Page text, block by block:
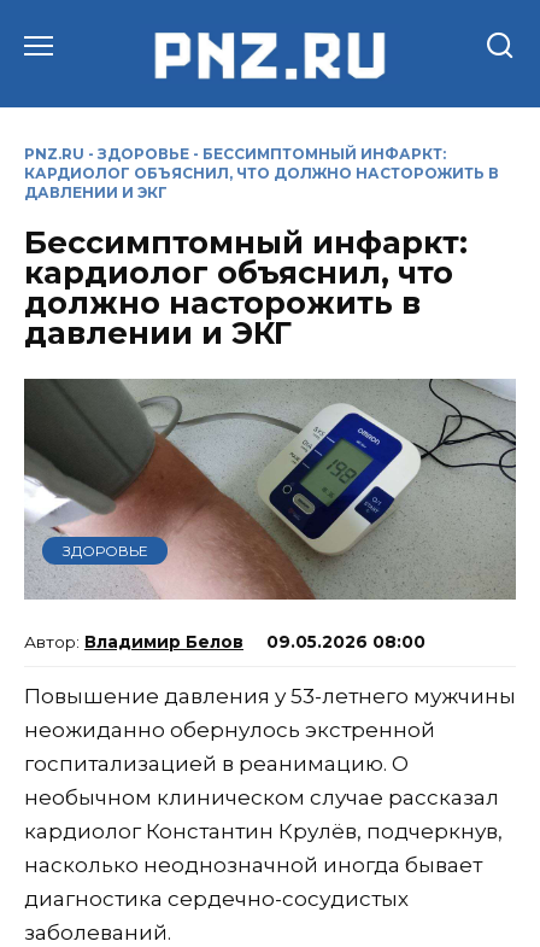
PNZ.RU - ЗДОРОВЬЕ - БЕССИМПТОМНЫЙ ИНФАРКТ:
КАРДИОЛОГ ОБЪЯСНИЛ, ЧТО ДОЛЖНО НАСТОРОЖИТЬ В
ДАВЛЕНИИ И ЭКГ
Бессимптомный инфаркт:
кардиолог объяснил, что
должно насторожить в
давлении и ЭКГ
ЗДОРОВЬЕ
Владимир Белов 09.05.2026 08:00
Повышение давления у 53-летнего мужчины
неожиданно обернулось экстренной
госпитализацией в реанимацию. О
необычном клиническом случае рассказал
кардиолог Константин Крулёв, подчеркнув,
насколько неоднозначной иногда бывает
диагностика сердечно-сосудистых
заболеваний.